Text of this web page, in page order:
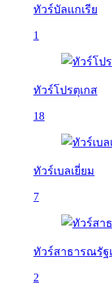
ทัวร์บัลเเกเรีย
1
ทัวร์โปรตุเกส
18
ทัวร์เบลเยี่ยม
7
ทัวร์สาธารณรัฐ
2